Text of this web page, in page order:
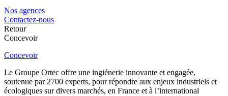
Nos agences
Contactez-nous
Retour
Concevoir
Concevoir
Le Groupe Ortec offre une ingiénerie innovante et engagée,
soutenue par 2700 experts, pour répondre aux enjeux industriels et
écologiques sur divers marchés, en France et à l’international